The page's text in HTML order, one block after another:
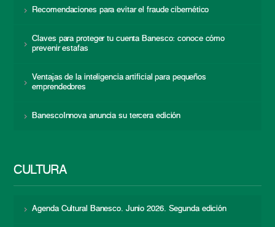
Recomendaciones para evitar el fraude cibernético
Claves para proteger tu cuenta Banesco: conoce cómo
prevenir estafas
Ventajas de la inteligencia artificial para pequeños
emprendedores
BanescoInnova anuncia su tercera edición
CULTURA
Agenda Cultural Banesco. Junio 2026. Segunda edición